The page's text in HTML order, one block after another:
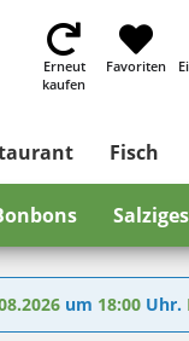
Erneut
kaufen
Favoriten
Fisch
um 18:00 Uhr.